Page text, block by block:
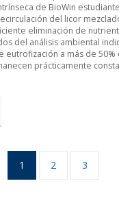
de BioWin
del licor
eliminación de
del análisis ambiental
eutrofización a más de
prácticamente
1 2 3